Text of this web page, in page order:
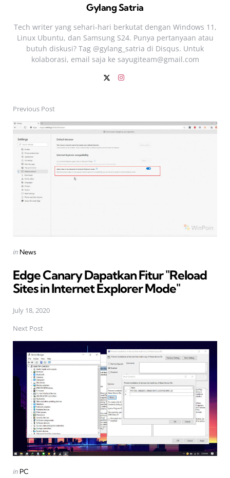
Gylang Satria
Tech writer yang sehari‑hari berkutat dengan Windows 11,
Linux Ubuntu, dan Samsung S24. Punya pertanyaan atau
butuh diskusi? Tag @gylang_satria di Disqus. Untuk
kolaborasi, email saja ke sayugiteam@gmail.com
Post
navigation
Previous Post
Posted
in News
Edge Canary Dapatkan Fitur "Reload
Sites in Internet Explorer Mode"
July 18, 2020
Next Post
Posted
in PC